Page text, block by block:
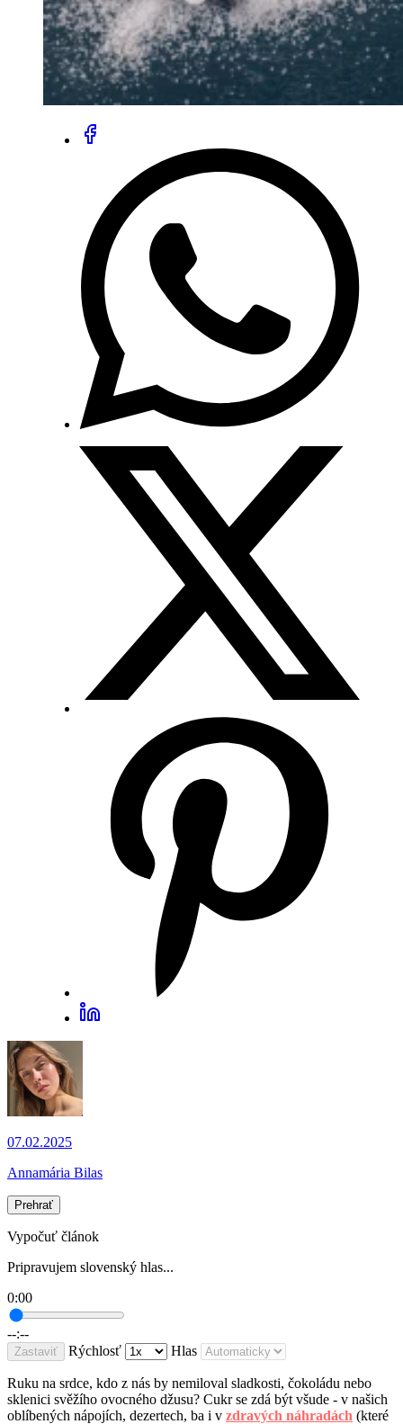
07.02.2025
Annamária Bilas
Prehrať
Vypočuť článok
Pripravujem slovenský hlas...
0:00
--:--
Zastaviť Rýchlosť Hlas
Ruku na srdce, kdo z nás by nemiloval sladkosti, čokoládu nebo
sklenici svěžího ovocného džusu? Cukr se zdá být všude - v našich
oblíbených nápojích, dezertech, ba i v zdravých náhradách (které